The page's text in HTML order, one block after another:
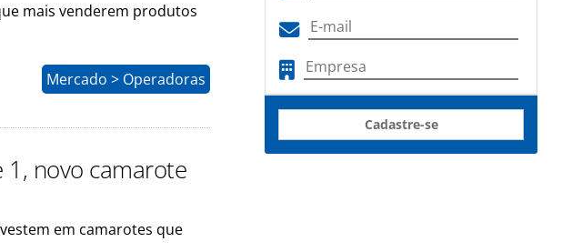
mais venderem produtos
Mercado > Operadoras
1, novo camarote
em camarotes que
Cadastre-se